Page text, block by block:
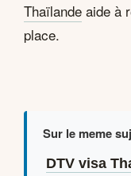
Thaïlande aide à
place.
Sur le meme
DTV visa